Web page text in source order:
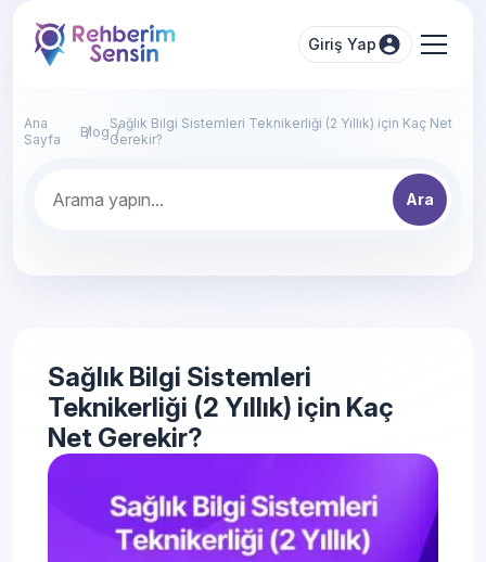
Giriş Yap
Ana
Sayfa
BlogSağlık Bilgi Sistemleri Teknikerliği (2 Yıllık) için Kaç Net
Gerekir?
Ara
Sağlık Bilgi Sistemleri
Teknikerliği (2 Yıllık) için Kaç
Net Gerekir?